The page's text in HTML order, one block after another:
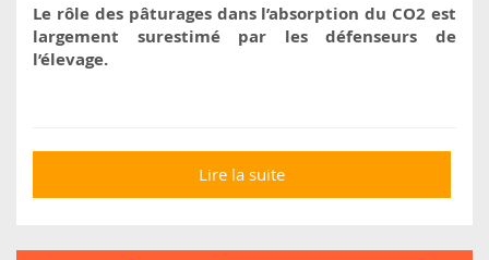
Le rôle des pâturages dans l’absorption du CO2 est
largement surestimé par les défenseurs de
l’élevage.
Lire la suite
manœuvres des